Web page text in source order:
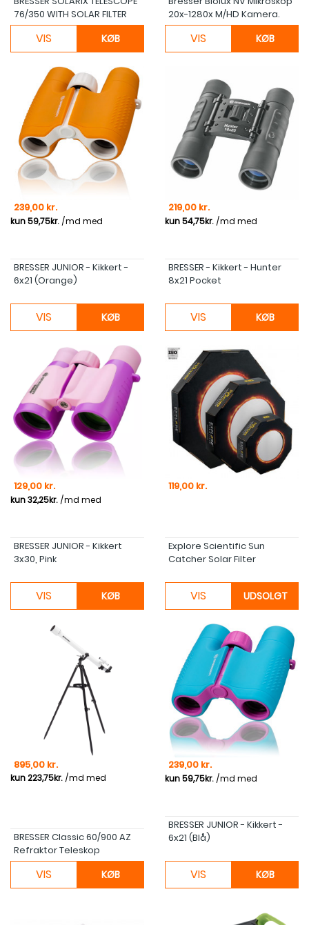
76/350 WITH SOLAR FILTER
VIS KØB
20x-1280x M/HD Kamera.
VIS KØB
Pris
239,00 kr.
BRESSER JUNIOR - Kikkert -
6x21 (Orange)
VIS KØB
Pris
219,00 kr.
BRESSER - Kikkert - Hunter
8x21 Pocket
VIS KØB
Pris
129,00 kr.
BRESSER JUNIOR - Kikkert
3x30, Pink
VIS KØB
Pris
119,00 kr.
Explore Scientific Sun
Catcher Solar Filter
VIS UDSOLGT
Pris
895,00 kr.
BRESSER Classic 60/900 AZ
Refraktor Teleskop
VIS KØB
Pris
239,00 kr.
BRESSER JUNIOR - Kikkert -
6x21 (Blå)
VIS KØB